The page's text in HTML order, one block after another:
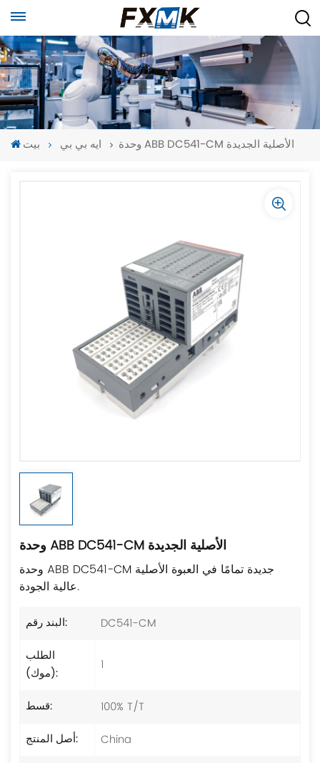
بيت ايه بي بي وحدة ABB DC541-CM الأصلية الجديدة
وحدة ABB DC541-CM الأصلية الجديدة
وحدة ABB DC541-CM جديدة تمامًا في العبوة الأصلية
عالية الجودة.
البند رقم:
DC541-CM
الطلب
(موك):
1
قسط:
100% T/T
أصل المنتج:
China